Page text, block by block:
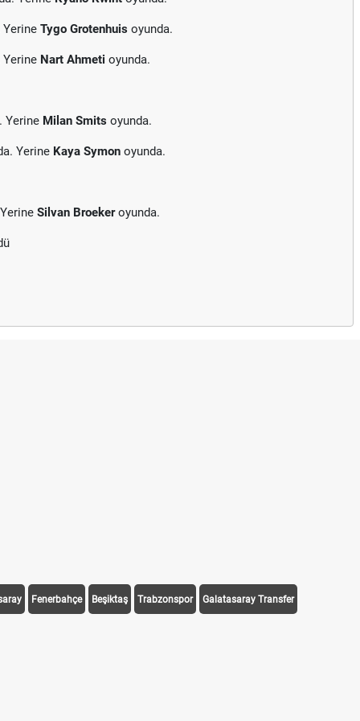
Yerine Tygo Grotenhuis oyunda.
Yerine Nart Ahmeti oyunda.
Yerine Milan Smits oyunda.
Yerine Kaya Symon oyunda.
Silvan Broekeroyunda.
Fenerbahçe Beşiktaş Trabzonspor Galatasaray Transfer